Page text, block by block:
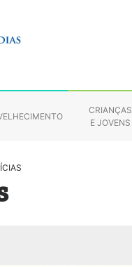
CRIANÇAS
E JOVENS